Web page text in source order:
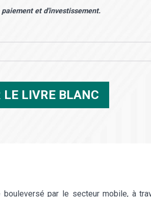
et d'investissement.
LE LIVRE BLANC
par le secteur mobile, à